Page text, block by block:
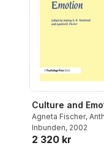
Culture and
Agneta Fischer,
Manstead
Inbunden, 2002
2 320 kr